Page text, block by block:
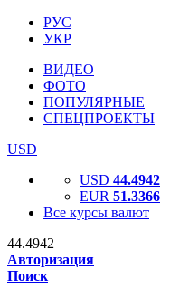
РУС
УКР
ВИДЕО
ФОТО
ПОПУЛЯРНЫЕ
СПЕЦПРОЕКТЫ
USD
USD 44.4942
EUR 51.3366
Все курсы валют
44.4942
Авторизация
Поиск